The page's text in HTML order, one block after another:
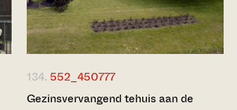
134. 552_450777
Gezinsvervangend tehuis aan de